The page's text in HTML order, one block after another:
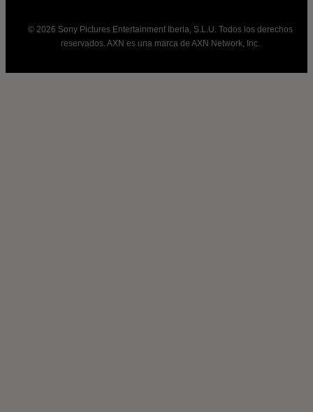
© 2026 Sony Pictures Entertainment Iberia, S.L.U. Todos los derechos
reservados. AXN es una marca de AXN Network, Inc.